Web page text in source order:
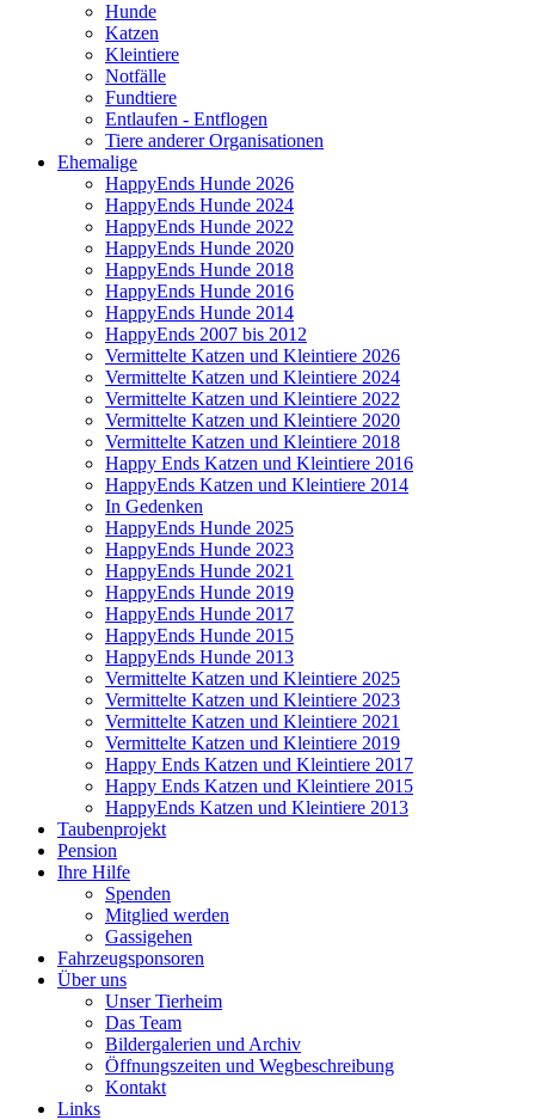
Hunde
Katzen
Kleintiere
Notfälle
Fundtiere
Entlaufen - Entflogen
Tiere anderer Organisationen
Ehemalige
HappyEnds Hunde 2026
HappyEnds Hunde 2024
HappyEnds Hunde 2022
HappyEnds Hunde 2020
HappyEnds Hunde 2018
HappyEnds Hunde 2016
HappyEnds Hunde 2014
HappyEnds 2007 bis 2012
Vermittelte Katzen und Kleintiere 2026
Vermittelte Katzen und Kleintiere 2024
Vermittelte Katzen und Kleintiere 2022
Vermittelte Katzen und Kleintiere 2020
Vermittelte Katzen und Kleintiere 2018
Happy Ends Katzen und Kleintiere 2016
HappyEnds Katzen und Kleintiere 2014
In Gedenken
HappyEnds Hunde 2025
HappyEnds Hunde 2023
HappyEnds Hunde 2021
HappyEnds Hunde 2019
HappyEnds Hunde 2017
HappyEnds Hunde 2015
HappyEnds Hunde 2013
Vermittelte Katzen und Kleintiere 2025
Vermittelte Katzen und Kleintiere 2023
Vermittelte Katzen und Kleintiere 2021
Vermittelte Katzen und Kleintiere 2019
Happy Ends Katzen und Kleintiere 2017
Happy Ends Katzen und Kleintiere 2015
HappyEnds Katzen und Kleintiere 2013
Taubenprojekt
Pension
Ihre Hilfe
Spenden
Mitglied werden
Gassigehen
Fahrzeugsponsoren
Über uns
Unser Tierheim
Das Team
Bildergalerien und Archiv
Öffnungszeiten und Wegbeschreibung
Kontakt
Links